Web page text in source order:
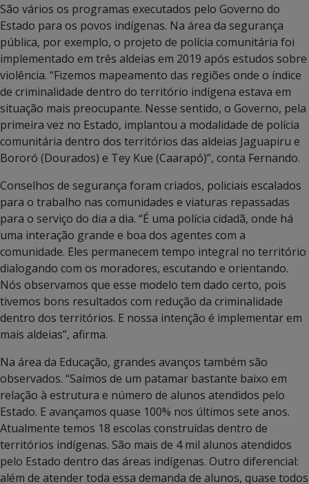
São vários os programas executados pelo Governo do
Estado para os povos indígenas. Na área da segurança
pública, por exemplo, o projeto de polícia comunitária foi
implementado em três aldeias em 2019 após estudos sobre
violência. “Fizemos mapeamento das regiões onde o índice
de criminalidade dentro do território indígena estava em
situação mais preocupante. Nesse sentido, o Governo, pela
primeira vez no Estado, implantou a modalidade de polícia
comunitária dentro dos territórios das aldeias Jaguapiru e
Bororó (Dourados) e Tey Kue (Caarapó)”, conta Fernando.
Conselhos de segurança foram criados, policiais escalados
para o trabalho nas comunidades e viaturas repassadas
para o serviço do dia a dia. “É uma polícia cidadã, onde há
uma interação grande e boa dos agentes com a
comunidade. Eles permanecem tempo integral no território
dialogando com os moradores, escutando e orientando.
Nós observamos que esse modelo tem dado certo, pois
tivemos bons resultados com redução da criminalidade
dentro dos territórios. E nossa intenção é implementar em
mais aldeias”, afirma.
Na área da Educação, grandes avanços também são
observados. “Saímos de um patamar bastante baixo em
relação à estrutura e número de alunos atendidos pelo
Estado. E avançamos quase 100% nos últimos sete anos.
Atualmente temos 18 escolas construídas dentro de
territórios indígenas. São mais de 4 mil alunos atendidos
pelo Estado dentro das áreas indígenas. Outro diferencial:
além de atender toda essa demanda de alunos, quase todos